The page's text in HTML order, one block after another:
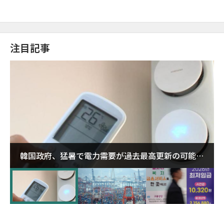
注目記事
韓国政府、猛暑で電力需要が過去最高更新の可能性
に需給対応体制を点検